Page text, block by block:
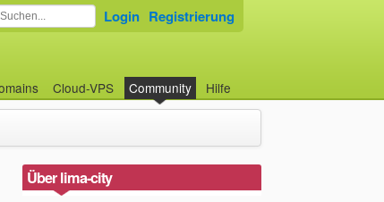
Cloud-VPS Community Hilfe
Login Registrierung
Über lima-city